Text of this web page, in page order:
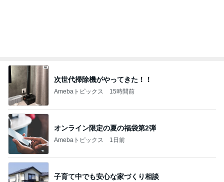
次世代掃除機がやってきた！！
Amebaトピックス 15時間前
オンライン限定の夏の福袋第2弾
Amebaトピックス 1日前
子育て中でも安心な家づくり相談